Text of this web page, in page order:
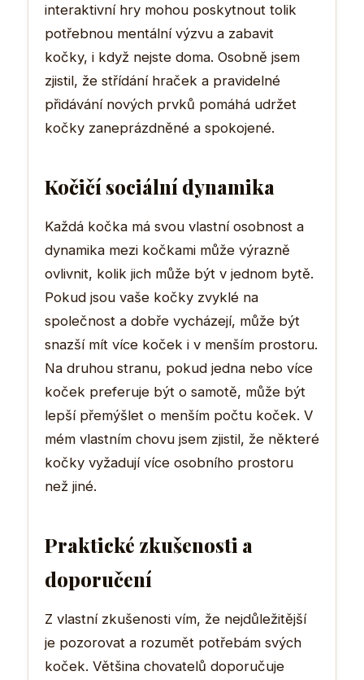
interaktivní hry mohou poskytnout tolik
potřebnou mentální výzvu a zabavit
kočky, i když nejste doma. Osobně jsem
zjistil, že střídání hraček a pravidelné
přidávání nových prvků pomáhá udržet
kočky zaneprázdněné a spokojené.
Kočičí sociální dynamika
Každá kočka má svou vlastní osobnost a
dynamika mezi kočkami může výrazně
ovlivnit, kolik jich může být v jednom bytě.
Pokud jsou vaše kočky zvyklé na
společnost a dobře vycházejí, může být
snazší mít více koček i v menším prostoru.
Na druhou stranu, pokud jedna nebo více
koček preferuje být o samotě, může být
lepší přemýšlet o menším počtu koček. V
mém vlastním chovu jsem zjistil, že některé
kočky vyžadují více osobního prostoru
než jiné.
Praktické zkušenosti a
doporučení
Z vlastní zkušenosti vím, že nejdůležitější
je pozorovat a rozumět potřebám svých
koček. Většina chovatelů doporučuje